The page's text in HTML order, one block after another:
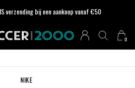
0
verzending bij een aankoop vanaf €50
NIKE